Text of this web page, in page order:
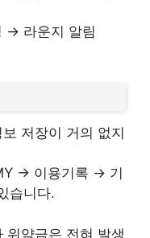
→ 라운지 알림
저장이 거의 없지
→ 이용기록 → 기
습니다.
위약금은 전혀 발생